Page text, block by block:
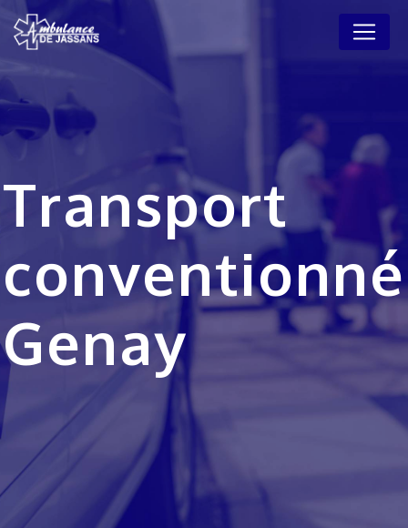
Transport
conventionné
Genay
Panneau de gestion des cookies